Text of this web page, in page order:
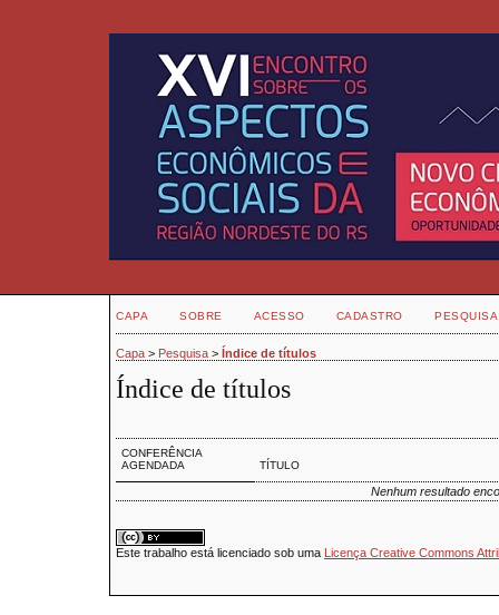
CAPA SOBRE ACESSO CADASTRO PESQUISA
Capa > Pesquisa > Índice de títulos
Índice de títulos
CONFERÊNCIA
AGENDADA
TÍTULO
Nenhum resultado
Este trabalho está licenciado sob uma Licença Creative Commons